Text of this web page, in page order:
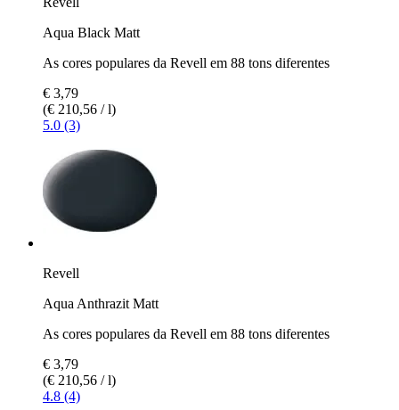
Aqua Black Matt
As cores populares da Revell em 88 tons diferentes
€ 3,79
(€ 210,56 / l)
5.0 (3)
Revell
Aqua Anthrazit Matt
As cores populares da Revell em 88 tons diferentes
€ 3,79
(€ 210,56 / l)
4.8 (4)